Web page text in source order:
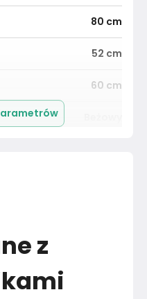
80 cm
52 cm
60 cm
Pianka poliuretanowa
z